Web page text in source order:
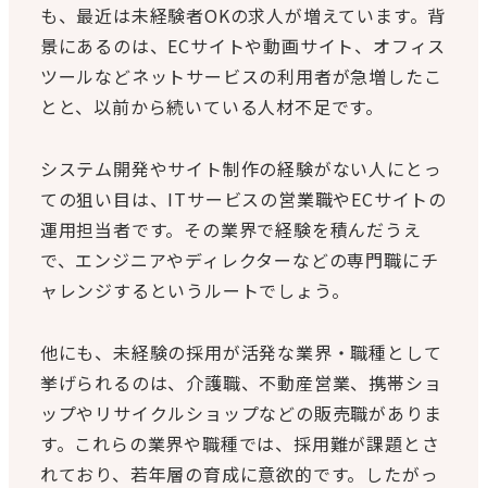
も、最近は未経験者OKの求人が増えています。背
景にあるのは、ECサイトや動画サイト、オフィス
ツールなどネットサービスの利用者が急増したこ
とと、以前から続いている人材不足です。
システム開発やサイト制作の経験がない人にとっ
ての狙い目は、ITサービスの営業職やECサイトの
運用担当者です。その業界で経験を積んだうえ
で、エンジニアやディレクターなどの専門職にチ
ャレンジするというルートでしょう。
他にも、未経験の採用が活発な業界・職種として
挙げられるのは、介護職、不動産営業、携帯ショ
ップやリサイクルショップなどの販売職がありま
す。これらの業界や職種では、採用難が課題とさ
れており、若年層の育成に意欲的です。したがっ